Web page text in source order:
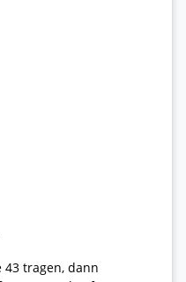
43 tragen, dann